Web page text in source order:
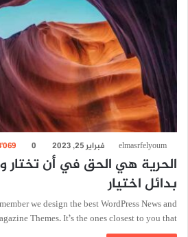
elmasrfelyoum فبراير 25, 2023 0
الحرية هي الحق في أن
بدائل اختيار
we design the best WordPress News and
Themes. It’s the ones closest to you that…